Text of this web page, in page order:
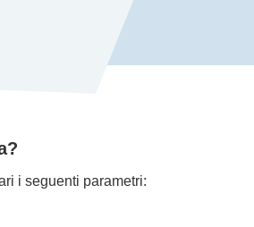
i seguenti parametri: